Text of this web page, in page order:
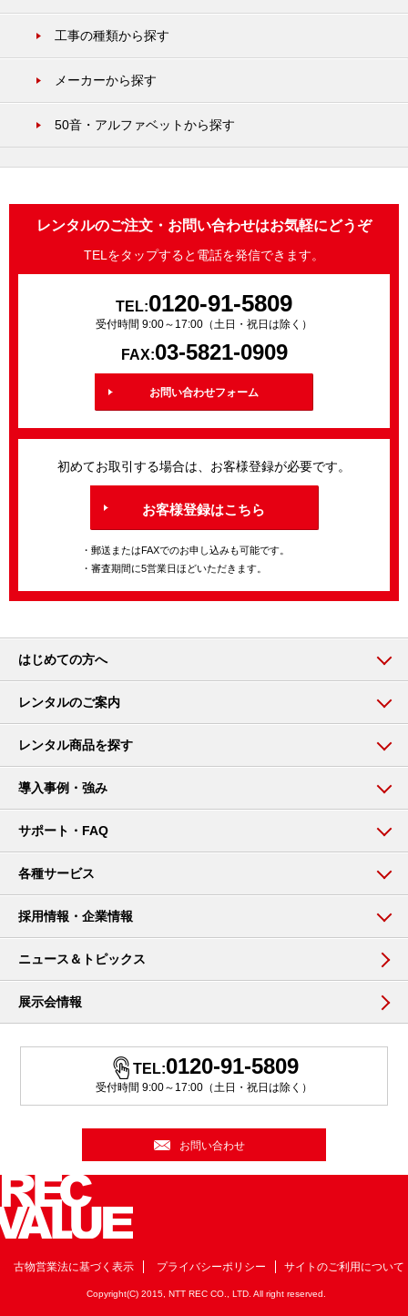
工事の種類から探す
メーカーから探す
50音・アルファベットから探す
レンタルのご注文・お問い合わせはお気軽にどうぞ
TELをタップすると電話を発信できます。
TEL:0120-91-5809
受付時間 9:00～17:00（土日・祝日は除く）
FAX:03-5821-0909
お問い合わせフォーム
初めてお取引する場合は、お客様登録が必要です。
お客様登録はこちら
・郵送またはFAXでのお申し込みも可能です。
・審査期間に5営業日ほどいただきます。
はじめての方へ
レンタルのご案内
レンタル商品を探す
導入事例・強み
サポート・FAQ
各種サービス
採用情報・企業情報
ニュース＆トピックス
展示会情報
TEL:0120-91-5809
受付時間 9:00～17:00（土日・祝日は除く）
お問い合わせ
古物営業法に基づく表示 プライバシーポリシー サイトのご利用について
Copyright(C) 2015, NTT REC CO., LTD. All right reserved.